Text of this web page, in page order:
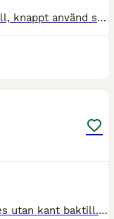
Soundproof huva I navy från ES strl full, knappt använd superfint skick! Nypris 600kr
Något tunnare fårskinnspad från Mattes utan kant baktill. Superfint skick!